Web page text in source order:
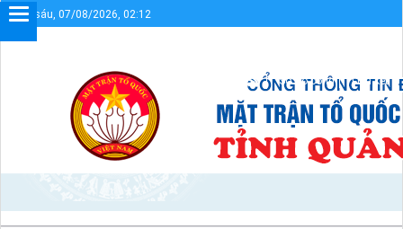
Thứ sáu, 07/08/2026, 02:12
tử UBMTTQVN tỉnh Quảng Trị
Sơ đồ cổng Liên kết